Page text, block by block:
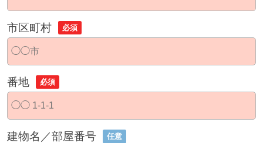
市区町村 必須
番地 必須
建物名／部屋番号 任意